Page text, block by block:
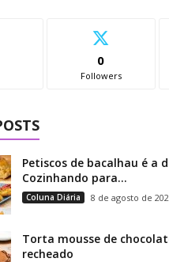
0
Followers
Petiscos de bacalhau é a
Cozinhando para...
Coluna Diária 8 de agosto de
Torta mousse de
recheado